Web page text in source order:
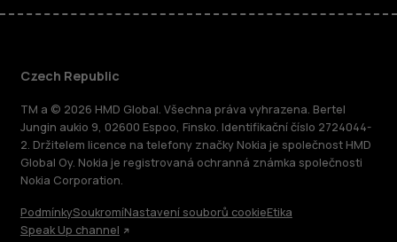
Czech Republic
TM a © 2026 HMD Global. Všechna práva vyhrazena. Bertel
Jungin aukio 9, 02600 Espoo, Finsko. Identifikační číslo 2724044-
2. Držitelem licence na telefony značky Nokia je společnost HMD
Global Oy. Nokia je registrovaná ochranná známka společnosti
Nokia Corporation.
PodmínkySoukromíNastavení souborů cookieEtika
Speak Up channel